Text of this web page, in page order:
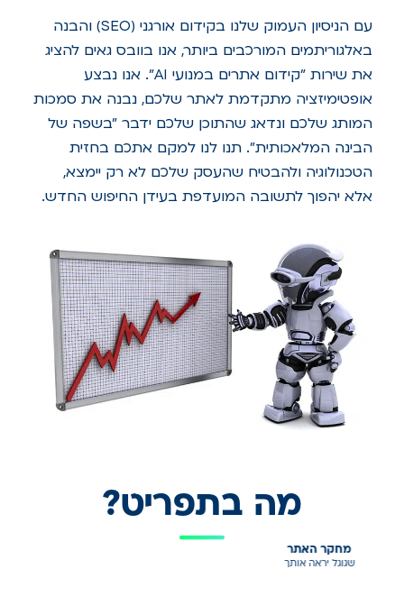
עם הניסיון העמוק שלנו בקידום אורגני (SEO) והבנה
באלגוריתמים המורכבים ביותר, אנו בוובס גאים להציג
את שירות "קידום אתרים במנועי AI". אנו נבצע
אופטימיזציה מתקדמת לאתר שלכם, נבנה את סמכות
המותג שלכם ונדאג שהתוכן שלכם ידבר "בשפה של
הבינה המלאכותית". תנו לנו למקם אתכם בחזית
הטכנולוגיה ולהבטיח שהעסק שלכם לא רק יימצא,
אלא יהפוך לתשובה המועדפת בעידן החיפוש החדש.
מה בתפריט?
מחקר האתר
שגוגל יראה אותך